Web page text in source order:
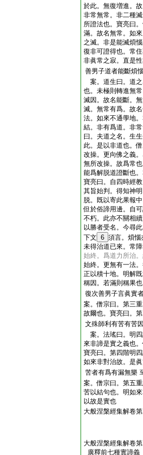
於此。無復増進。
非常無常。非二種
所證法也。寶亮曰
滿。故名無常。如
之滅。非是能滅煩
復非可證得也。常
非眞常之寂。直是
善男子道者能斷煩
案。道生曰。道
也。未極則轉進無
滅因。故名能斷。
滅。無常有爲。故
法。如來不通學地
結。非有爲道。非
曰。夫道之名。生
此。是以非道也。
改操。更向佛之義
無所改操。故爲常
能爲解脱道證斷也
寶亮曰。自四時經
其旨始判。得知神
脱。既以寄此果報
但於俗諦用邊。自
不朽。此亦不關相
以勝者受名。今尋
下文 6 須言。煩惱
未得治道已來。常
始終。爲道力所治
始終。更無有一法
正以積十地。明解
稱因。若滿則稱果也
復次善男子言眞實
案。僧宗曰。第三
故爾也。寶亮曰。
文殊師利有苦有苦
案。法瑤曰。明
來非諦是實之義也
寶亮曰。第四階明
如來非對治故。是
苦者有爲有漏無樂
案。僧宗曰。第五
苦以結句也。明如
以故是實也
大般涅槃經集解卷
大般涅槃經集解卷
廣釋前七種實諦義